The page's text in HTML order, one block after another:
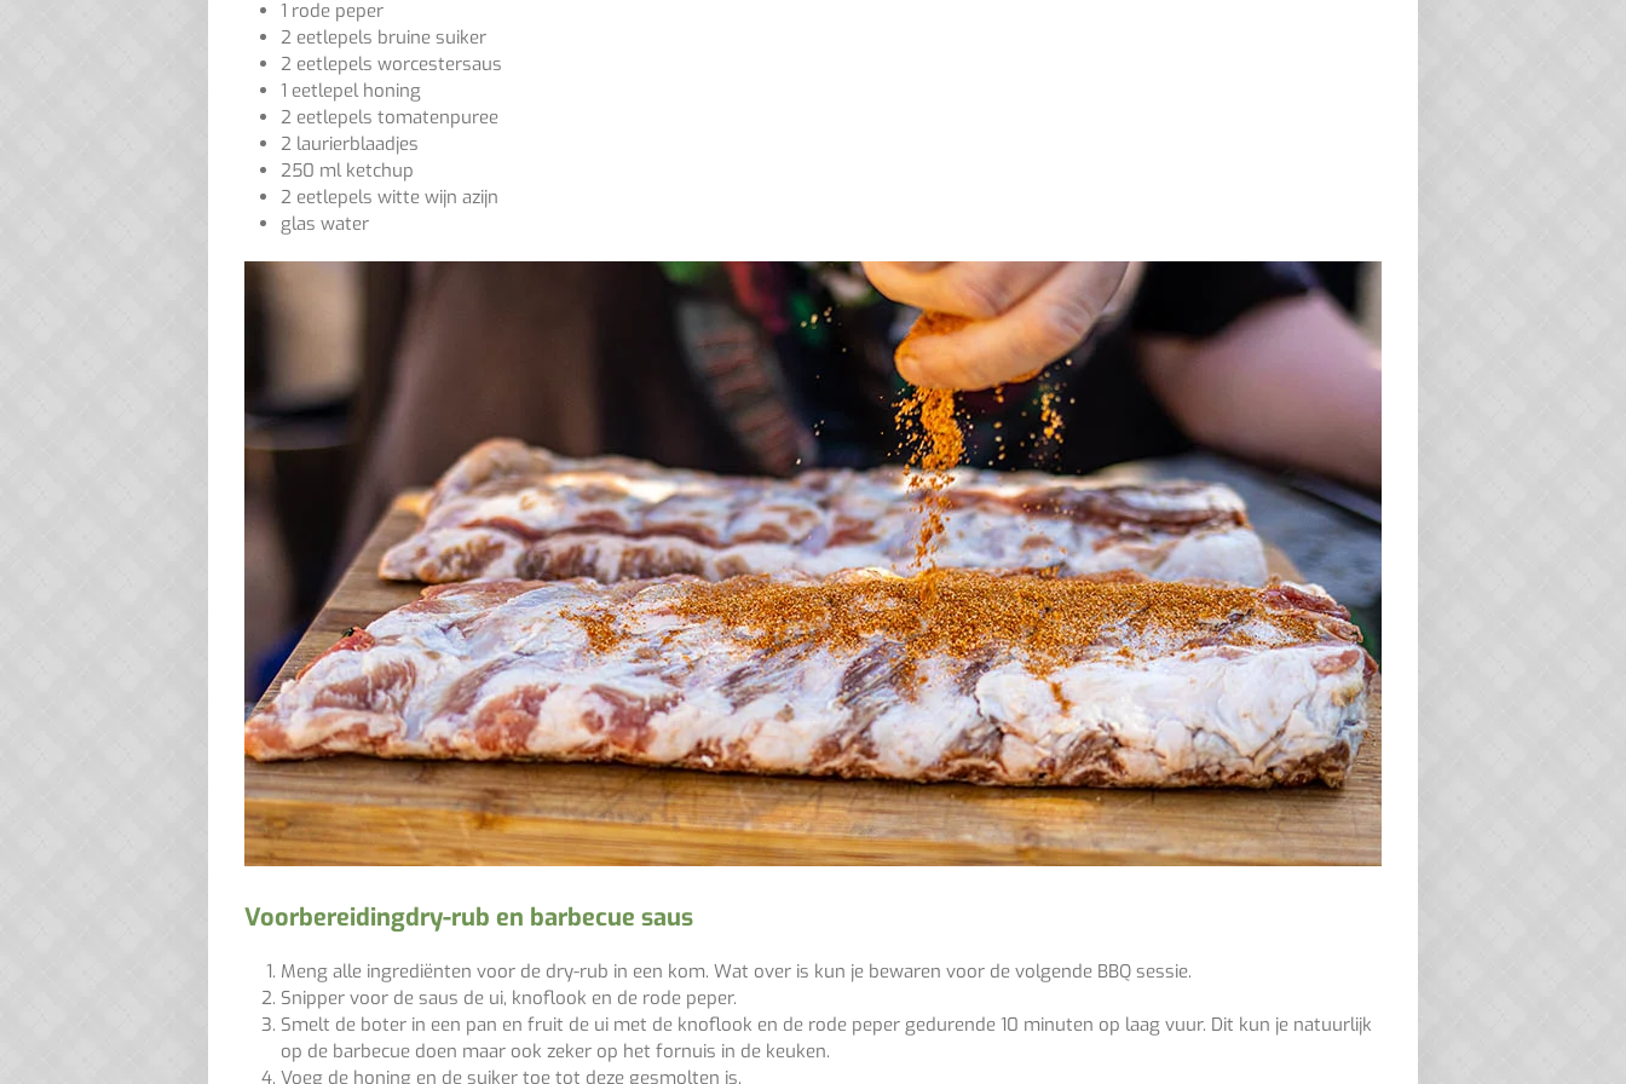
1 rode peper
2 eetlepels bruine suiker
2 eetlepels worcestersaus
1 eetlepel honing
2 eetlepels tomatenpuree
2 laurierblaadjes
250 ml ketchup
2 eetlepels witte wijn azijn
glas water
Voorbereidingdry-rub en barbecue saus
Meng alle ingrediënten voor de dry-rub in een kom. Wat over is kun je bewaren voor de volgende BBQ sessie.
Snipper voor de saus de ui, knoflook en de rode peper.
Smelt de boter in een pan en fruit de ui met de knoflook en de rode peper gedurende 10 minuten op laag vuur. Dit kun je natuurlijk
op de barbecue doen maar ook zeker op het fornuis in de keuken.
Voeg de honing en de suiker toe tot deze gesmolten is.